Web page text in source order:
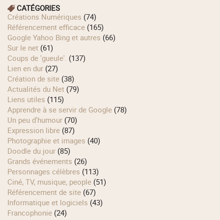
CATÉGORIES
Créations Numériques (74)
Référencement efficace (165)
Google Yahoo Bing et autres (66)
Sur le net (61)
Coups de 'gueule'. (137)
Lien en dur (27)
Création de site (38)
Actualités du Net (79)
Liens utiles (115)
Apprendre à se servir de Google (78)
Un peu d'humour (70)
Expression libre (87)
Photographie et images (40)
Doodle du jour (85)
Grands événements (26)
Personnages célèbres (113)
Ciné, TV, musique, people (51)
Référencement de site (67)
Informatique et logiciels (43)
Francophonie (24)